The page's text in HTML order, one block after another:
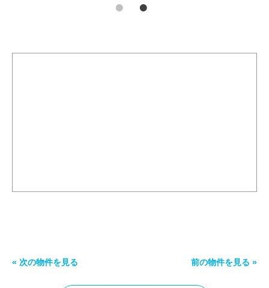
« 次の物件を見る 前の物件を見る »